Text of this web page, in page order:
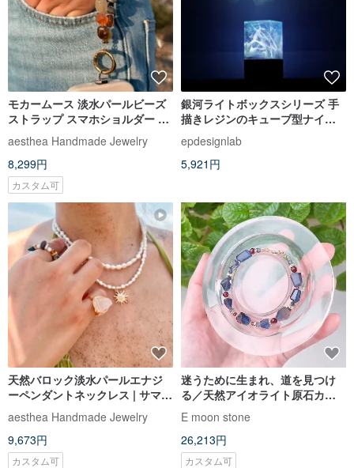
モカームース 淡水パールビーズ
ストラップ スマホショルダー キ
ーホルダー | 夏コーデ
aesthea Handmade Jewelry
8,299円
カスタム可
銀河ライトボックスシリーズ 手
描きレジンのキューブ型ナイト
ライト ベッドサイド ムードラン
プ
epdesignlab
5,921円
天然バロック淡水パールエナジ
ーペンダントネックレス | サマー
スタイル
aesthea Handmade Jewelry
9,673円
カスタム可
迷うために生まれ、道を見つけ
る／天然アイオライト原石カッ
トブレスレット 14K
E moon stone
26,213円
カスタム可